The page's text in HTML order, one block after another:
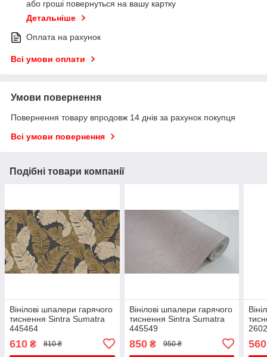
або гроші повернуться на вашу картку
Детальніше
Оплата на рахунок
Всі умови оплати
Умови повернення
Повернення товару впродовж 14 днів за рахунок покупця
Всі умови повернення
Подібні товари компанії
Вінілові шпалери гарячого
тиснення Sintra Sumatra
445464
610 ₴ 810 ₴
Вінілові шпалери гарячого
тиснення Sintra Sumatra
445549
850₴ 950 ₴ 560